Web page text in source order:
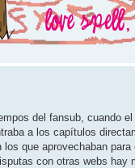
del fansub, cuando
a los capítulos
que aprovechaban
con otras webs hay